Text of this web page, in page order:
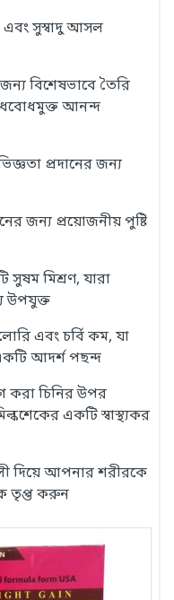
এবং সুস্বাদু আসল
বিশেষভাবে তৈরি
আনন্দ
প্রদানের জন্য
জন্য প্রয়োজনীয় পুষ্টি
সুষম মিশ্রণ, যারা
উপযুক্ত
এবং চর্বি কম, যা
আদর্শ পছন্দ
করা চিনির উপর
একটি স্বাস্থ্যকর
দিয়ে আপনার শরীরকে
তৃপ্ত করুন